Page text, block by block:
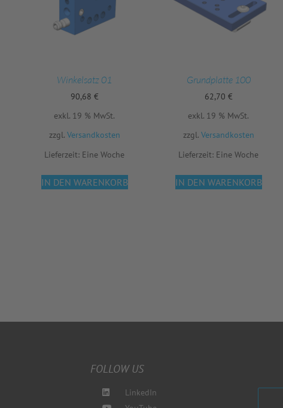
Winkelsatz 01
90,68 €
exkl. 19 % MwSt.
zzgl. Versandkosten
Lieferzeit: Eine Woche
IN DEN WARENKORB
Grundplatte 100
62,70 €
exkl. 19 % MwSt.
zzgl. Versandkosten
Lieferzeit: Eine Woche
IN DEN WARENKORB
FOLLOW US
LinkedIn